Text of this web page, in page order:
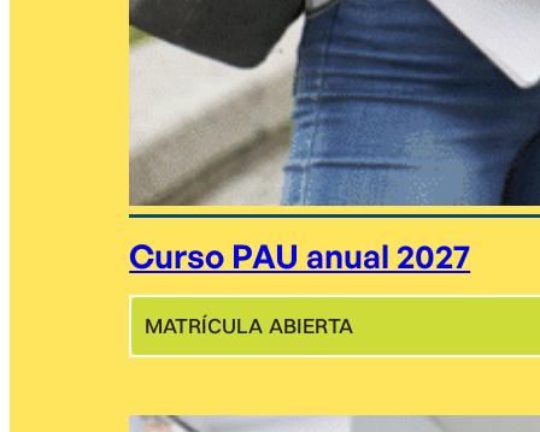
Curso PAU anual 2027
MATRÍCULA ABIERTA